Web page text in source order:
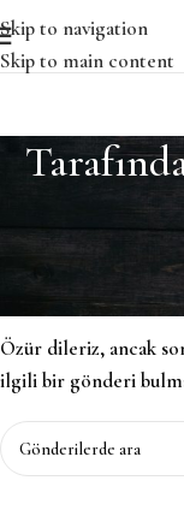
Skip to navigation
Skip to main content
Özür dileriz, ancak
ilgili bir gönderi